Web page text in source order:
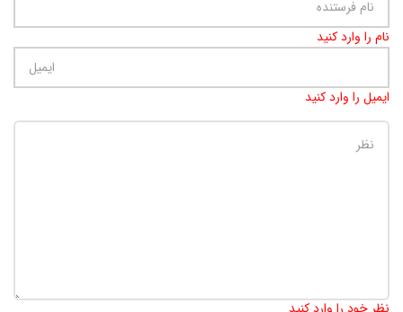
نام را وارد کنید
ایمیل را وارد کنید